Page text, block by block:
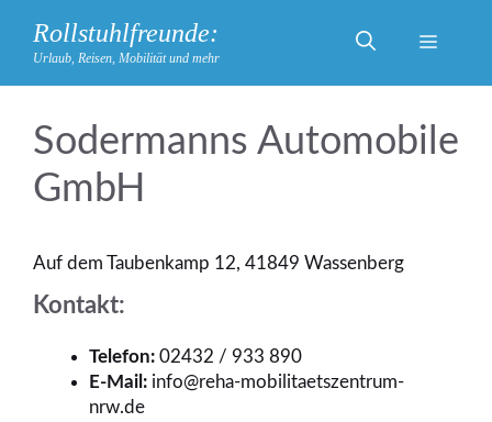
Inhalt
springen
Rollstuhlfreunde:
Urlaub, Reisen, Mobilität und mehr
Menü
Sodermanns Automobile
GmbH
Auf dem Taubenkamp 12, 41849 Wassenberg
Kontakt:
Telefon: 02432 / 933 890
E-Mail: info@reha-mobilitaetszentrum-
nrw.de